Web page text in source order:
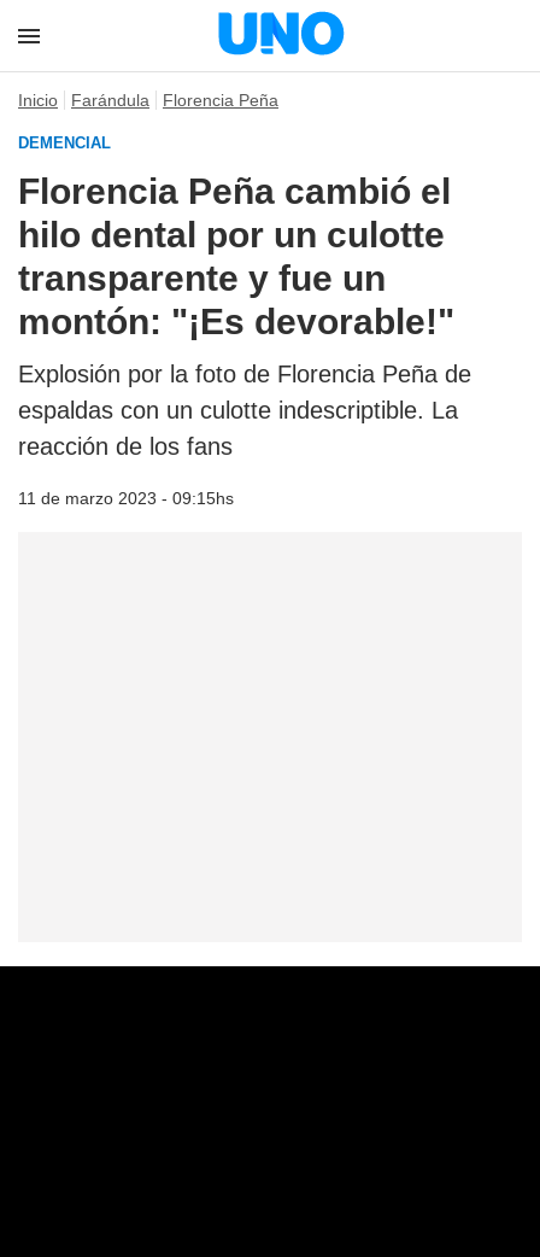
Inicio Farándula Florencia Peña
DEMENCIAL
Florencia Peña cambió el
hilo dental por un culotte
transparente y fue un
montón: "¡Es devorable!"
Explosión por la foto de Florencia Peña de
espaldas con un culotte indescriptible. La
reacción de los fans
11 de marzo 2023 - 09:15hs